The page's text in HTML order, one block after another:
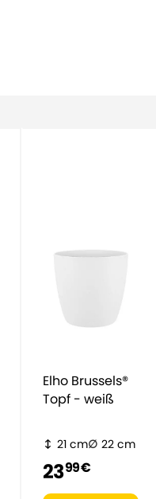
Elho Brussels®
Topf - weiß
21 cm 22 cm
2399 €